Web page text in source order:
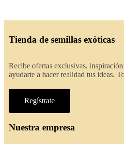
Tienda de semillas exóticas
Recibe ofertas exclusivas,
ayudarte a hacer realidad tus ideas.
Regístrate
Nuestra empresa